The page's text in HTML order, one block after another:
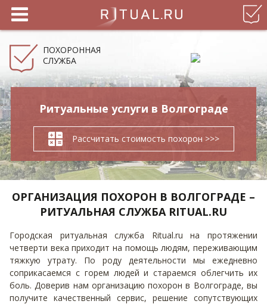
ПОХОРОННАЯ
СЛУЖБА
Ритуальные услуги в Волгограде
Рассчитать стоимость похорон >>>
ОРГАНИЗАЦИЯ ПОХОРОН В ВОЛГОГРАДЕ –
РИТУАЛЬНАЯ СЛУЖБА RITUAL.RU
Городская ритуальная служба Ritual.ru на протяжении
четверти века приходит на помощь людям, переживающим
тяжкую утрату. По роду деятельности мы ежедневно
соприкасаемся с горем людей и стараемся облегчить их
боль. Доверив нам организацию похорон в Волгограде, вы
получите качественный сервис, решение сопутствующих